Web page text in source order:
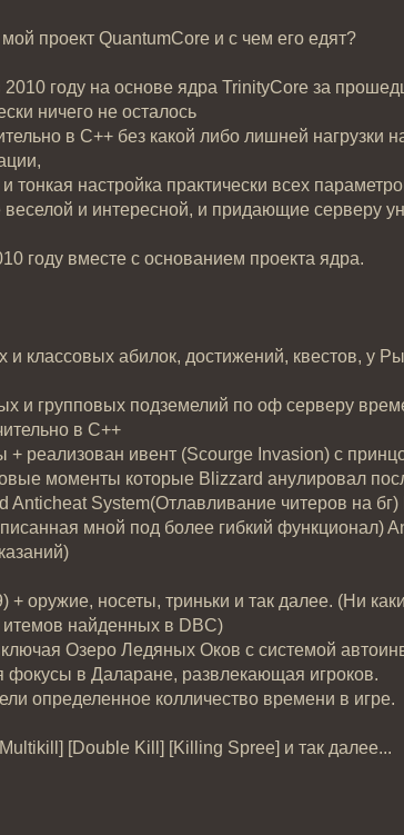
проект QuantumCore и с чем его едят?
году на основе ядра TrinityCore за
ничего не осталось
в С++ без какой либо лишней нагрузки
тонкая настройка практически всех
и интересной, и придающие серверу
году вместе с основанием проекта ядра.
и классовых абилок, достижений, квестов, у
и групповых подземелий по оф серверу
в С++
+ реализован ивент (Scourge Invasion) с
моменты которые Blizzard анулировал
Anticheat System(Отлавливание читеров на
мной под более гибкий функционал)
оружие, носеты, триньки и так далее. (Ни
найденных в DBC)
Озеро Ледяных Оков с системой
в Даларане, развлекающая игроков.
определенное колличество времени в игре.
[Double Kill] [Killing Spree] и так далее...